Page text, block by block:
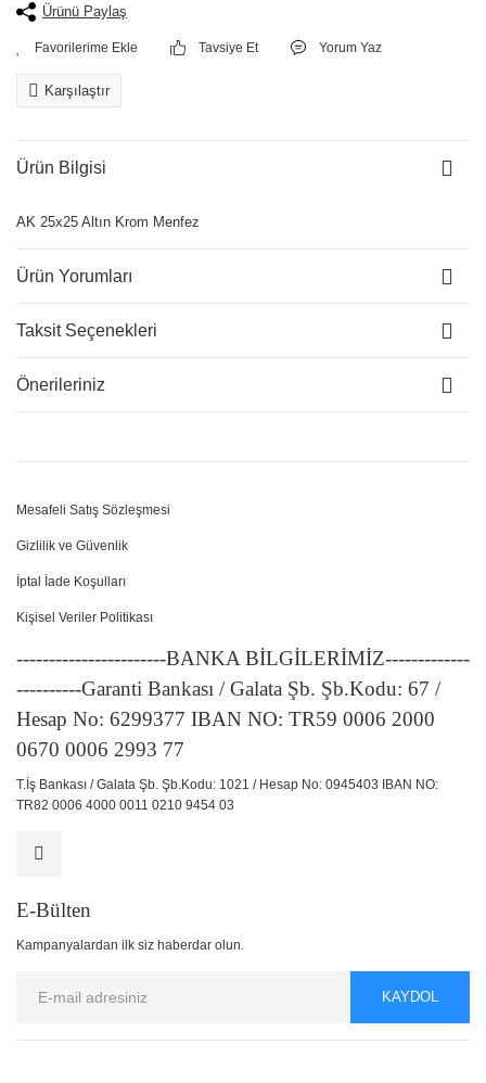
Ürünü Paylaş
Tavsiye Et Yorum Yaz
Karşılaştır
Ürün Bilgisi
AK 25x25 Altın Krom Menfez
Ürün Yorumları
Taksit Seçenekleri
Önerileriniz
Mesafeli Satış Sözleşmesi
Gizlilik ve Güvenlik
İptal İade Koşulları
Kişisel Veriler Politikası
-----------------------BANKA BİLGİLERİMİZ-------------
----------Garanti Bankası / Galata Şb. Şb.Kodu: 67 /
Hesap No: 6299377 IBAN NO: TR59 0006 2000
0670 0006 2993 77
T.İş Bankası / Galata Şb. Şb.Kodu: 1021 / Hesap No: 0945403 IBAN NO:
TR82 0006 4000 0011 0210 9454 03
E-Bülten
Kampanyalardan ilk siz haberdar olun.
KAYDOL